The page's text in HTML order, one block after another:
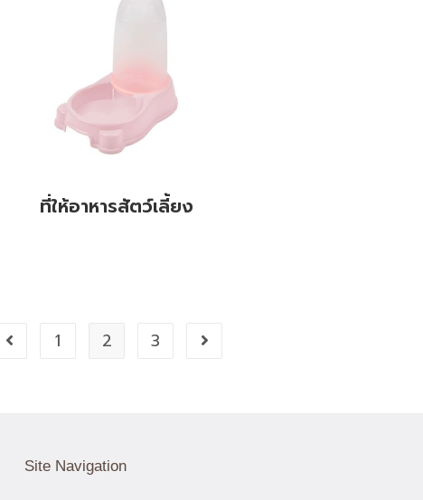
ที่ให้อาหารสัตว์เลี้ยง
1 2 3
Site Navigation